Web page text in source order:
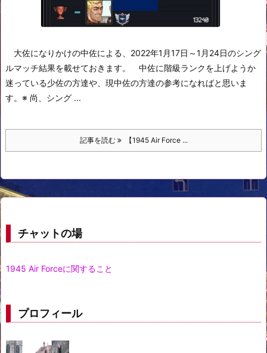
大佐になりかけの中佐による、2022年1月17日～1月24日のシング
ルマッチ結果を載せておきます。
中佐に階級ランクを上げようか
迷っている少佐の方達や、現中佐の方達の参考になればと思いま
す。 ※ 尚、シング ...
記事を読む 【1945 Air Force ...
チャットの場
1945 Air Forceに関すること
プロフィール